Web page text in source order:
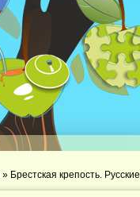
» Брестская крепость.